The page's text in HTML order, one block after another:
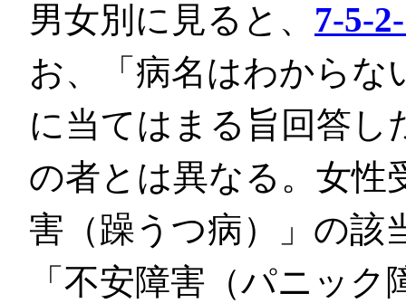
男女別に見ると、 7-5-
お、「病名はわからな
に当てはまる旨回答し
の者とは異なる。女性
害（躁うつ病）」の該
「不安障害（パニッ